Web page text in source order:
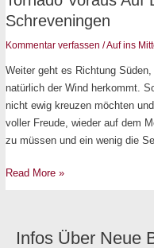
Schreveningen
Kommentar verfassen /Auf ins
Weiter geht es Richtung
natürlich der Wind herkommt.
nicht ewig kreuzen möchten
voller Freude, wieder auf dem
zu müssen und ein wenig die
voraus
dem
Weg
nach
Schreveningen
Read More »
Infos Über Neue
K